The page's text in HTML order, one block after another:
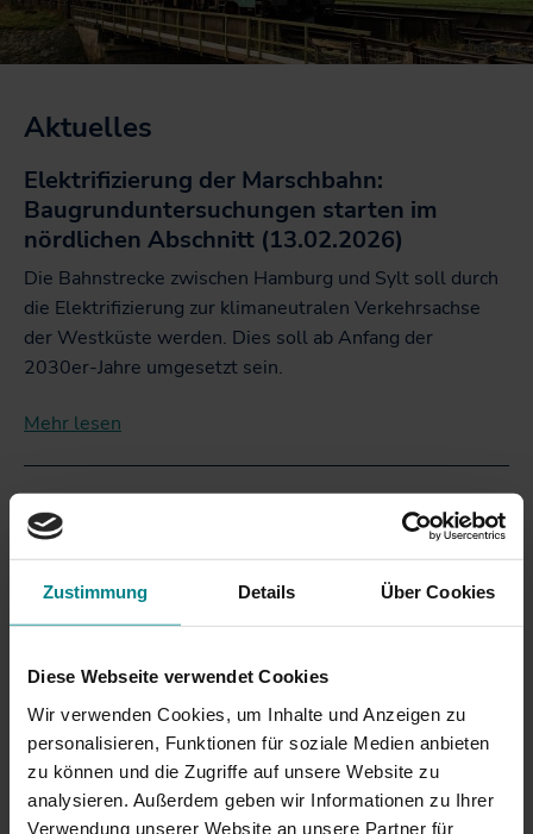
Zustimmung Details Über Cookies
Diese Webseite verwendet Cookies
Wir verwenden Cookies, um Inhalte und Anzeigen zu
personalisieren, Funktionen für soziale Medien anbieten
zu können und die Zugriffe auf unsere Website zu
analysieren. Außerdem geben wir Informationen zu Ihrer
Verwendung unserer Website an unsere Partner für
Aktuelles
Elektrifizierung der Marschbahn:
Baugrunduntersuchungen starten im
nördlichen Abschnitt (13.02.2026)
Die Bahnstrecke zwischen Hamburg und Sylt soll durch
die Elektrifizierung zur klimaneutralen Verkehrsachse
der Westküste werden. Dies soll ab Anfang der
2030er-Jahre umgesetzt sein.
Mehr lesen
Elektrifizierung der Marschbahn:
Baugrunduntersuchungen im ersten
Abschnitt gestartet
(19.11.2025)
Abschnitt die Baugrunduntersuchungen begonnen.
Zwischen Itzehoe und Heide sind dafür mehr als 1000
Bohrungen geplant. Die Arbeiten werden so
durchgeführt, dass der Zugverkehr nicht beeinträchtigt
wird. Die gewonnenen Daten bilden die Grundlage für
standsichere Oberleitungsmasten.